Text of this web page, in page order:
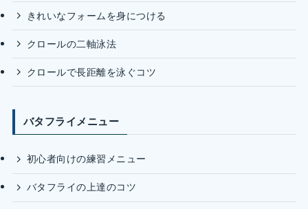
きれいなフォームを身につける
クロールの二軸泳法
クロールで長距離を泳ぐコツ
バタフライメニュー
初心者向けの練習メニュー
バタフライの上達のコツ